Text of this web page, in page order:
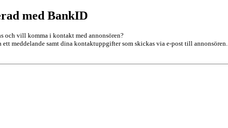
med BankID
och vill komma i kontakt med annonsören?
meddelande samt dina kontaktuppgifter som skickas via e-post till annonsören.